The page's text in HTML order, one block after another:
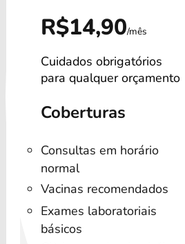
R$14,90/mês
Cuidados obrigatórios
para qualquer orçamento
Coberturas
Consultas em horário
normal
Vacinas recomendados
Exames laboratoriais
básicos